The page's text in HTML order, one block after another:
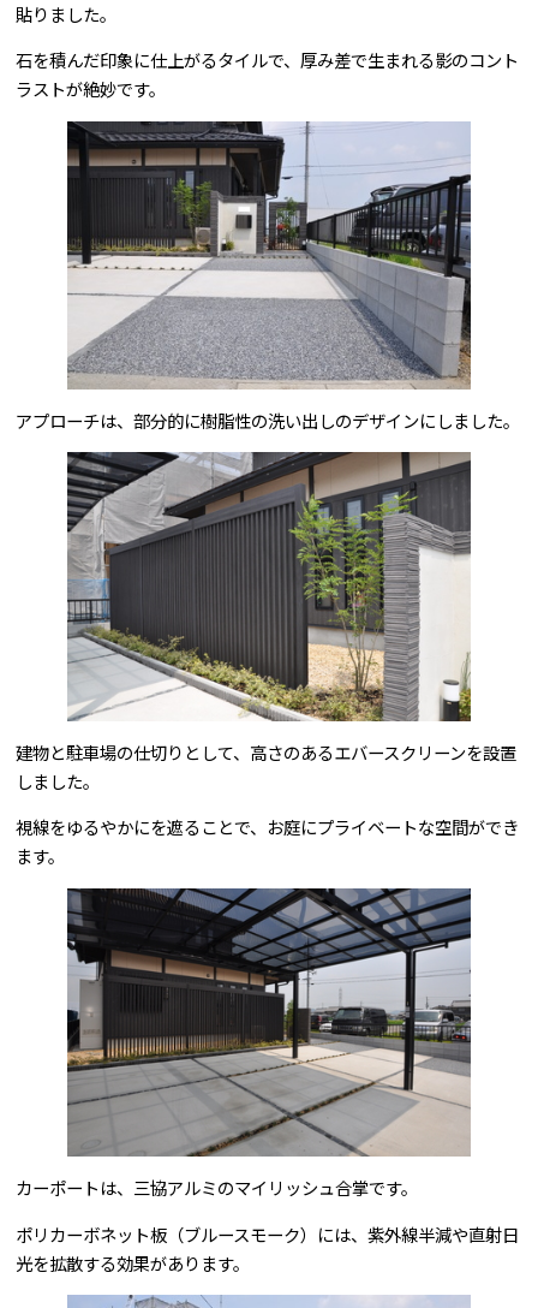
貼りました。
石を積んだ印象に仕上がるタイルで、厚み差で生まれる影のコント
ラストが絶妙です。
アプローチは、部分的に樹脂性の洗い出しのデザインにしました。
建物と駐車場の仕切りとして、高さのあるエバースクリーンを設置
しました。
視線をゆるやかにを遮ることで、お庭にプライベートな空間ができ
ます。
カーポートは、三協アルミのマイリッシュ合掌です。
ポリカーボネット板（ブルースモーク）には、紫外線半減や直射日
光を拡散する効果があります。